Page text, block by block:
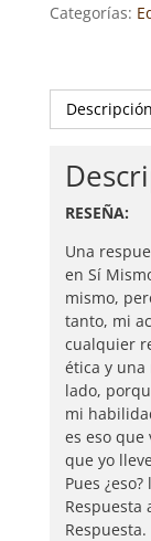
Categorías:
RESEÑA:
Una
en Sí
mismo,
tanto, mi
cualquier
ética y
lado,
mi
es eso que
que yo
Pues
Respuesta
Respuesta.